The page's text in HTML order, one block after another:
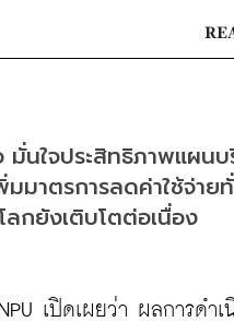
มั่นใจประสิทธิภาพแผนบ
มมาตรการลดค่าใช้จ่าย
ลกยังเติบโตต่อเนื่อง
เปิดเผยว่า ผลการดำเ